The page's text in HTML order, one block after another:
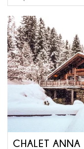
CHALET ANNA